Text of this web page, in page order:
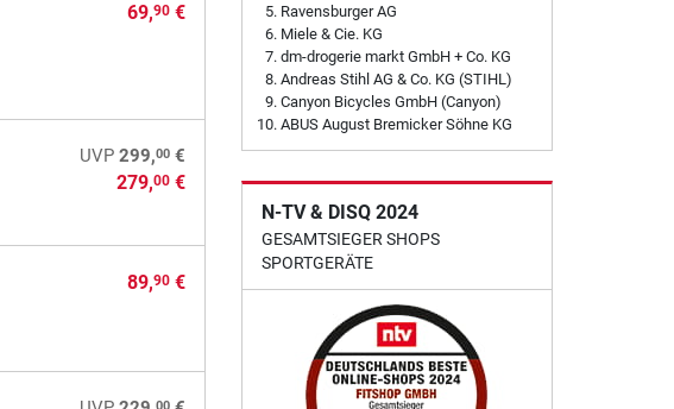
69,90 €
UVP 299,00 €
279,00 €
89,90 €
00
Ravensburger AG
Miele & Cie. KG
dm-drogerie markt GmbH + Co. KG
Andreas Stihl AG & Co. KG (STIHL)
Canyon Bicycles GmbH (Canyon)
ABUS August Bremicker Söhne KG
N-TV & DISQ 2024
GESAMTSIEGER SHOPS
SPORTGERÄTE